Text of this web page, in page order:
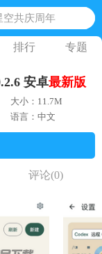
空共庆周年
明觉醒生机国际服
曼游戏
跑酷体验服版本
排行 专题
安卓最新版
大小：11.7M
语言：中文
评论(0)